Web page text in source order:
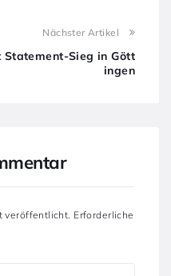
Nächster Artikel
Sieg in Gött
ingen
veröffentlicht. Erforderliche